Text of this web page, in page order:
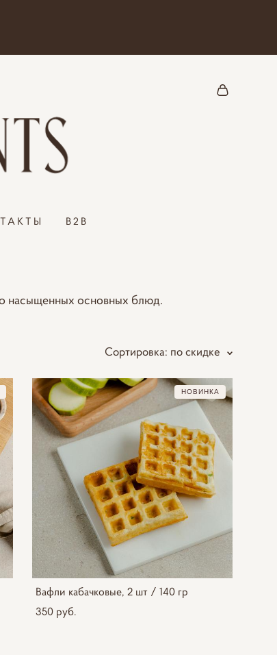
B2B
насыщенных основных блюд.
Сортировка: по скидке
НОВИНКА
Вафли кабачковые, 2 шт / 140 гр
350 pуб.